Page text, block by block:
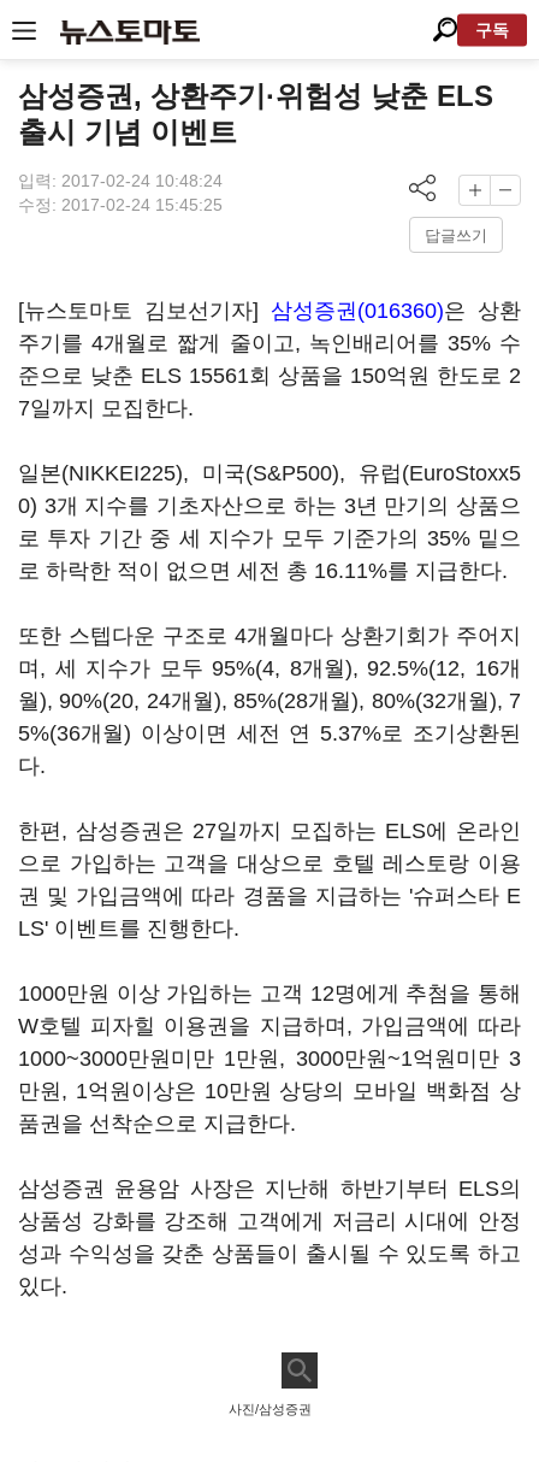
구독
삼성증권, 상환주기·위험성 낮춘 ELS
출시 기념 이벤트
입력: 2017-02-24 10:48:24
수정: 2017-02-24 15:45:25
답글쓰기
[뉴스토마토 김보선기자] 삼성증권(016360)은 상환
주기를 4개월로 짧게 줄이고, 녹인배리어를 35% 수
준으로 낮춘 ELS 15561회 상품을 150억원 한도로 2
7일까지 모집한다.
일본(NIKKEI225), 미국(S&P500), 유럽(EuroStoxx5
0) 3개 지수를 기초자산으로 하는 3년 만기의 상품으
로 투자 기간 중 세 지수가 모두 기준가의 35% 밑으
로 하락한 적이 없으면 세전 총 16.11%를 지급한다.
또한 스텝다운 구조로 4개월마다 상환기회가 주어지
며, 세 지수가 모두 95%(4, 8개월), 92.5%(12, 16개
월), 90%(20, 24개월), 85%(28개월), 80%(32개월), 7
5%(36개월) 이상이면 세전 연 5.37%로 조기상환된
다.
한편, 삼성증권은 27일까지 모집하는 ELS에 온라인
으로 가입하는 고객을 대상으로 호텔 레스토랑 이용
권 및 가입금액에 따라 경품을 지급하는 '슈퍼스타 E
LS' 이벤트를 진행한다.
1000만원 이상 가입하는 고객 12명에게 추첨을 통해
W호텔 피자힐 이용권을 지급하며, 가입금액에 따라
1000~3000만원미만 1만원, 3000만원~1억원미만 3
만원, 1억원이상은 10만원 상당의 모바일 백화점 상
품권을 선착순으로 지급한다.
삼성증권 윤용암 사장은 지난해 하반기부터 ELS의
상품성 강화를 강조해 고객에게 저금리 시대에 안정
성과 수익성을 갖춘 상품들이 출시될 수 있도록 하고
있다.
사진/삼성증권